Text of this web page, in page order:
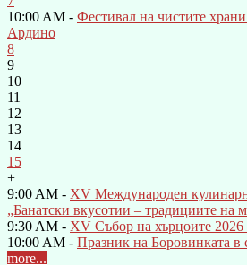
10:00 AM - Фестивал на чистите
Ардино
8
9
10
11
12
13
14
15
+
9:00 AM - XV Международен
„Банатски вкусотии – традициите на
9:30 AM - XV Събор на хърцоите 2026
10:00 AM - Празник на Боровинката
more...